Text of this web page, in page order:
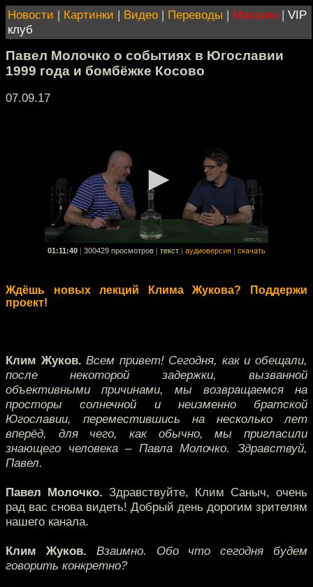
Новости | Картинки | Видео | Переводы | Магазин | VIP
клуб
Павел Молочко о событиях в Югославии
1999 года и бомбёжке Косово
07.09.17
01:11:40 300429 просмотров текст аудиоверсия скачать
Ждёшь новых лекций Клима Жукова? Поддержи
проект!
Клим Жуков. Всем привет! Сегодня, как и обещали,
после некоторой задержки, вызванной
объективными причинами, мы возвращаемся на
просторы солнечной и неизменно братской
Югославии, переместившись на несколько лет
вперёд, для чего, как обычно, мы пригласили
знающего человека – Павла Молочко. Здравствуй,
Павел.
Павел Молочко. Здравствуйте, Клим Саныч, очень
рад вас снова видеть! Добрый день дорогим зрителям
нашего канала.
Клим Жуков. Взаимно. Обо что сегодня будем
говорить конкретно?